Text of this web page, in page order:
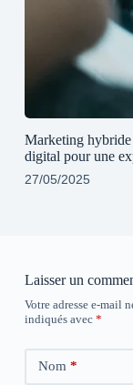
Marketing
digital pour une
27/05/2025
Laisser un
Votre adresse e-mail
indiqués avec *
Nom *